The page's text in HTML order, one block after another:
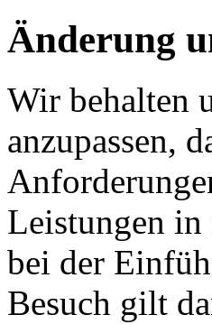
Änderung
Wir behalten
anzupassen,
Leistungen in
bei der
Besuch gilt